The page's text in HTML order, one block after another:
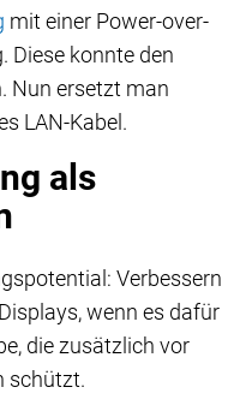
mit einer Power-over-
Diese konnte den
Nun ersetzt man
LAN-Kabel.
als
Verbessern
wenn es dafür
die zusätzlich vor
schützt.